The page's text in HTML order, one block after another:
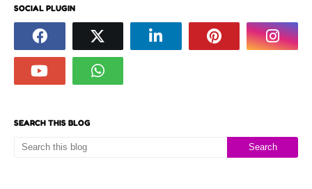
SOCIAL PLUGIN
SEARCH THIS BLOG